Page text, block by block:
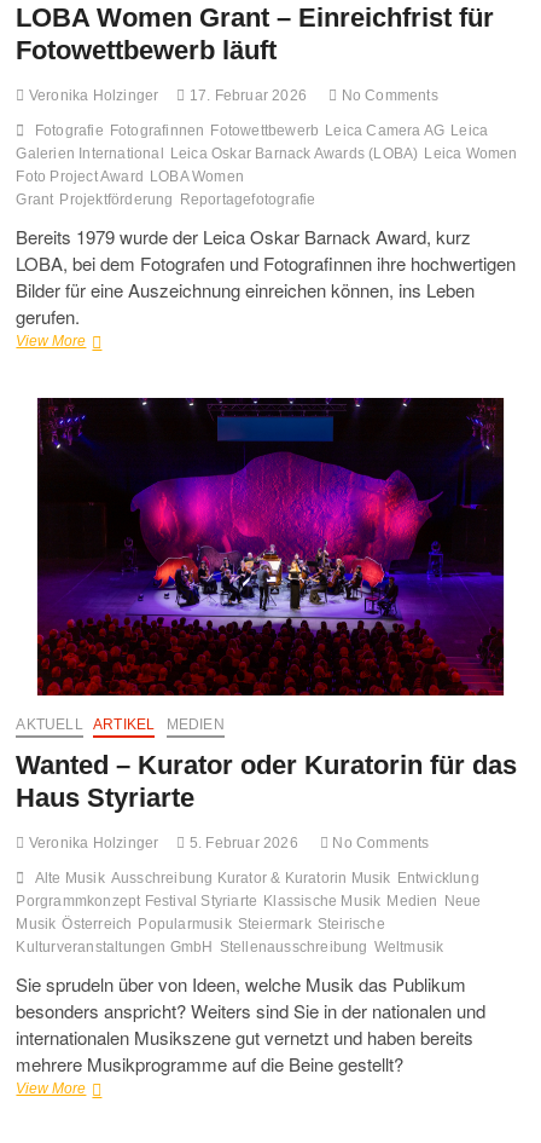
LOBA Women Grant – Einreichfrist für
Fotowettbewerb läuft
Veronika Holzinger 17. Februar 2026 No Comments
Fotografie Fotografinnen Fotowettbewerb Leica Camera AG Leica
Galerien International Leica Oskar Barnack Awards (LOBA) Leica Women
Foto Project Award LOBA Women
Grant Projektförderung Reportagefotografie
Bereits 1979 wurde der Leica Oskar Barnack Award, kurz
LOBA, bei dem Fotografen und Fotografinnen ihre hochwertigen
Bilder für eine Auszeichnung einreichen können, ins Leben
gerufen.
View MoreLOBA
für
Fotowettbewerb
AKTUELL ARTIKEL MEDIEN
Wanted – Kurator oder Kuratorin für das
Haus Styriarte
Veronika Holzinger 5. Februar 2026 No Comments
Alte Musik Ausschreibung Kurator & Kuratorin Musik Entwicklung
Porgrammkonzept Festival Styriarte Klassische Musik Medien
Neue
Musik Österreich Popularmusik Steiermark Steirische
Kulturveranstaltungen GmbH
Stellenausschreibung Weltmusik
Sie sprudeln über von Ideen, welche Musik das Publikum
besonders anspricht? Weiters sind Sie in der nationalen und
internationalen Musikszene gut vernetzt und haben bereits
mehrere Musikprogramme auf die Beine gestellt?
View MoreWanted